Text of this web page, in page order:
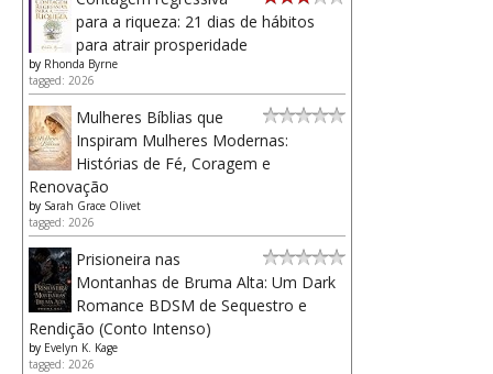
para a riqueza: 21 dias de hábitos
para atrair prosperidade
by Rhonda Byrne
tagged: 2026
Mulheres Bíblias que
Inspiram Mulheres Modernas:
Histórias de Fé, Coragem e
Renovação
by Sarah Grace Olivet
tagged: 2026
Prisioneira nas
Montanhas de Bruma Alta: Um Dark
Romance BDSM de Sequestro e
Rendição (Conto Intenso)
by Evelyn K. Kage
tagged: 2026